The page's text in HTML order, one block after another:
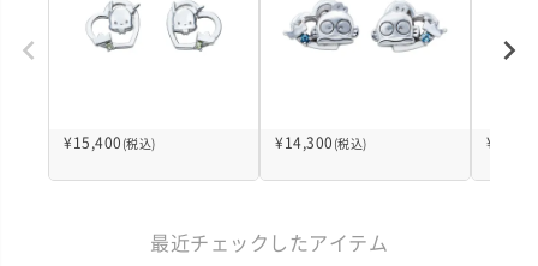
¥ 15,400 (税込) ¥ 14,300 (税込) ¥
最近チェックしたアイテム